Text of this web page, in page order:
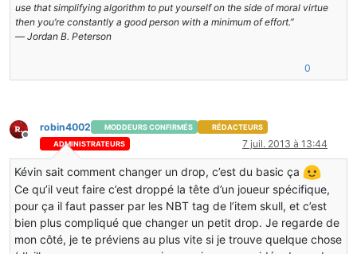
use that simplifying algorithm to put yourself on the side of moral virtue
then you’re constantly a good person with a minimum of effort.”
― Jordan B. Peterson
0
Hors-ligne
robin4002 MODDEURS CONFIRMÉS
RÉDACTEURS
ADMINISTRATEURS
7 juil. 2013 à 13:44
Kévin sait comment changer un drop, c’est du basic ça
Ce qu’il veut faire c’est droppé la tête d’un joueur spécifique,
pour ça il faut passer par les NBT tag de l’item skull, et c’est
bien plus compliqué que changer un petit drop. Je regarde de
mon côté, je te préviens au plus vite si je trouve quelque chose